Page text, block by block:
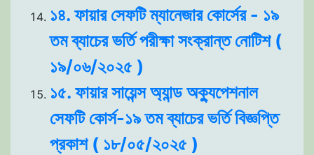
১৪. ফায়ার সেফটি ম্যানেজার কোর্সের - ১৯
তম ব্যাচের ভর্তি পরীক্ষা সংক্রান্ত নোটিশ (
১৯/০৬/২০২৫ )
১৫. ফায়ার সায়েন্স অ্যান্ড অক্যুপেশনাল
সেফটি কোর্স-১৯ তম ব্যাচের ভর্তি বিজ্ঞপ্তি
প্রকাশ ( ১৮/০৫/২০২৫ )